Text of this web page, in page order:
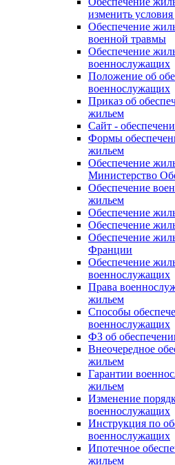
изменить условия
Обеспечение
военной травмы
Обеспечение
военнослужащих
Положение об
военнослужащих
Приказ об
жильем
Сайт -
Формы
жильем
Обеспечение
Министерство
Обеспечение
жильем
Обеспечение
Обеспечение
Обеспечение
Франции
Обеспечение
военнослужащих
Права
жильем
Способы
военнослужащих
ФЗ об
Внеочередное
жильем
Гарантии
жильем
Изменение
военнослужащих
Инструкция по
военнослужащих
Ипотечное
жильем